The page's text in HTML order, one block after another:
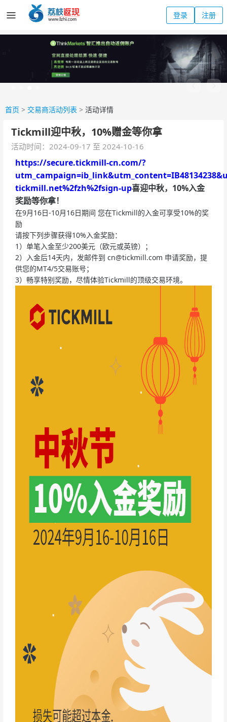
登录 注册
首页 > 交易商活动列表 > 活动详情
Tickmill迎中秋，10%赠金等你拿
活动时间：2024-09-17 至 2024-10-16
https://secure.tickmill-cn.com/?
tickmill.net%2fzh%2fsign-up喜迎中秋，10%入金
奖励等你拿！
在9月16日-10月16日期间 您在Tickmill的入金可享受10%的奖
励
请按下列步骤获得10%入金奖励：
1）单笔入金至少200美元（欧元或英镑）；
2）入金后14天内，发邮件到 cn@tickmill.com 申请奖励，提
供您的MT4/5交易账号；
3）畅享特别奖励，尽情体验Tickmill的顶级交易环境。